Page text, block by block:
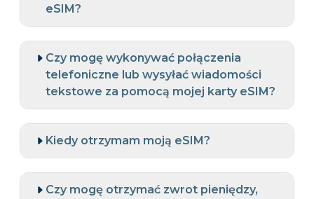
eSIM?
Czy mogę wykonywać połączenia
telefoniczne lub wysyłać wiadomości
tekstowe za pomocą mojej karty eSIM?
Kiedy otrzymam moją eSIM?
Czy mogę otrzymać zwrot pieniędzy,